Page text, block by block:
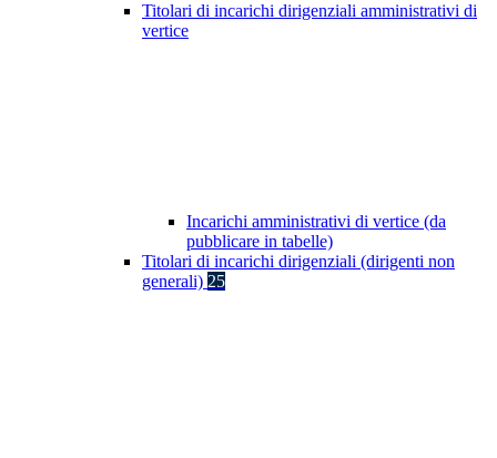
Titolari di incarichi dirigenziali amministrativi di
vertice
Incarichi amministrativi di vertice (da
pubblicare in tabelle)
Titolari di incarichi dirigenziali (dirigenti non
generali) 25